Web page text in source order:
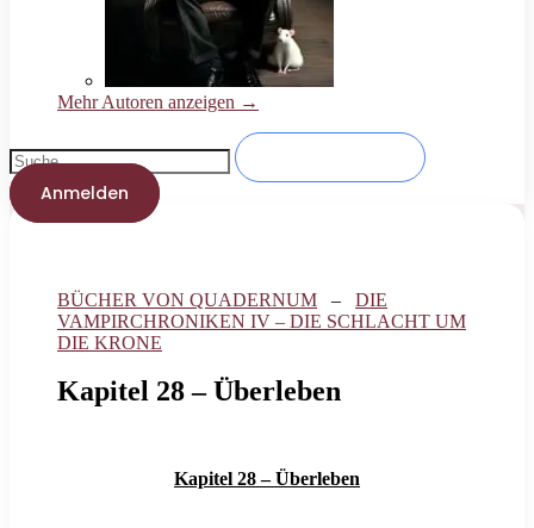
Mehr Autoren anzeigen →
Anmelden
BÜCHER VON QUADERNUM – DIE
VAMPIRCHRONIKEN IV – DIE SCHLACHT UM
DIE KRONE
Kapitel 28 – Überleben
Kapitel 28 – Überleben